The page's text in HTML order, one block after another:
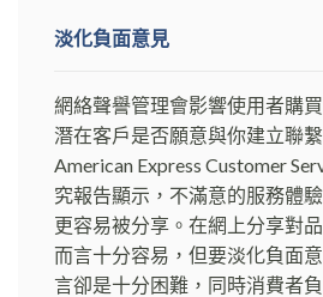
淡化負面意見
網絡聲譽管理會影響使用者購
潛在客戶是否願意與你建立聯
American Express Customer
究報告顯示，不滿意的服務體
更容易被分享。在網上分享對
而言十分容易，但要淡化負面
言卻是十分困難，同時消費者